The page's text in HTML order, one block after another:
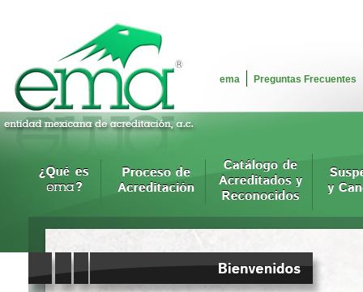
ema Preguntas Frecuentes